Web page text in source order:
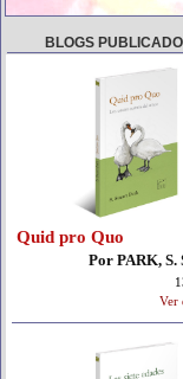
BLOGS
Quid pro Quo
Por PARK, S.
Ver